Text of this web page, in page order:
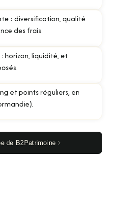
: diversification, qualité
des frais.
horizon, liquidité, et
et points réguliers, en
de B2Patrimoine